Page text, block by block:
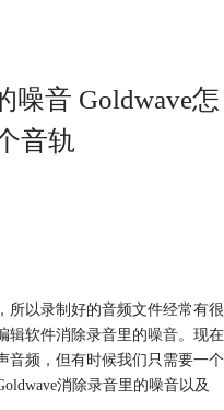
噪音 Goldwave怎
音轨
所以录制好的音频文件经常有很
辑软件消除录音里的噪音。现在
音频，但有时候我们只需要一个
消除录音里的噪音以及